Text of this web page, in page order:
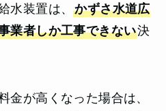
水装置は、かずさ水道広
業者しか工事できない決
金が高くなった場合は、